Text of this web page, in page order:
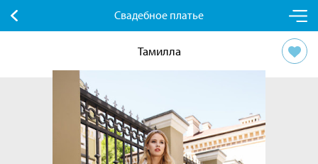
Свадебное платье
Тамилла